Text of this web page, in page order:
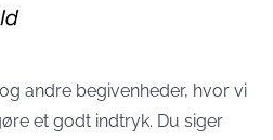
andre begivenheder, hvor vi
et godt indtryk. Du siger